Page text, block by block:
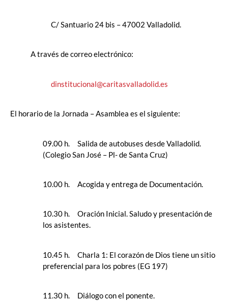
C/ Santuario 24 bis – 47002 Valladolid.
A través de correo electrónico:
dinstitucional@caritasvalladolid.es
El horario de la Jornada – Asamblea es el siguiente:
09.00 h. Salida de autobuses desde Valladolid.
(Colegio San José – Pl- de Santa Cruz)
10.00 h. Acogida y entrega de Documentación.
10.30 h. Oración Inicial. Saludo y presentación de
los asistentes.
10.45 h. Charla 1: El corazón de Dios tiene un sitio
preferencial para los pobres (EG 197)
11.30 h. Diálogo con el ponente.